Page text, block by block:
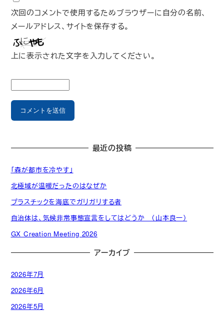
次回のコメントで使用するためブラウザーに自分の名前、
メールアドレス、サイトを保存する。
上に表示された文字を入力してください。
最近の投稿
「森が都市を冷やす」
北極域が温暖だったのはなぜか
プラスチックを海底でガリガリする者
自治体は、気候非常事態宣言をしてはどうか （山本良一）
GX Creation Meeting 2026
アーカイブ
2026年7月
2026年6月
2026年5月